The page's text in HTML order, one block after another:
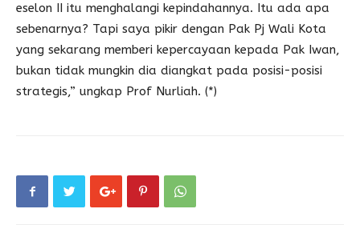
eselon II itu menghalangi kepindahannya. Itu ada apa
sebenarnya? Tapi saya pikir dengan Pak Pj Wali Kota
yang sekarang memberi kepercayaan kepada Pak Iwan,
bukan tidak mungkin dia diangkat pada posisi-posisi
strategis,” ungkap Prof Nurliah. (*)